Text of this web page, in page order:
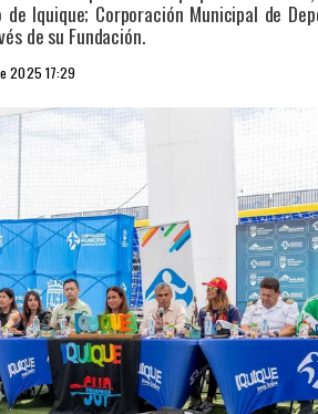
Iquique; Corporación Municipal de
de su Fundación.
2025 17:29